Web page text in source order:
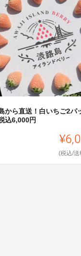
から直送！白いちご2パ
込6,000円
(税込/送